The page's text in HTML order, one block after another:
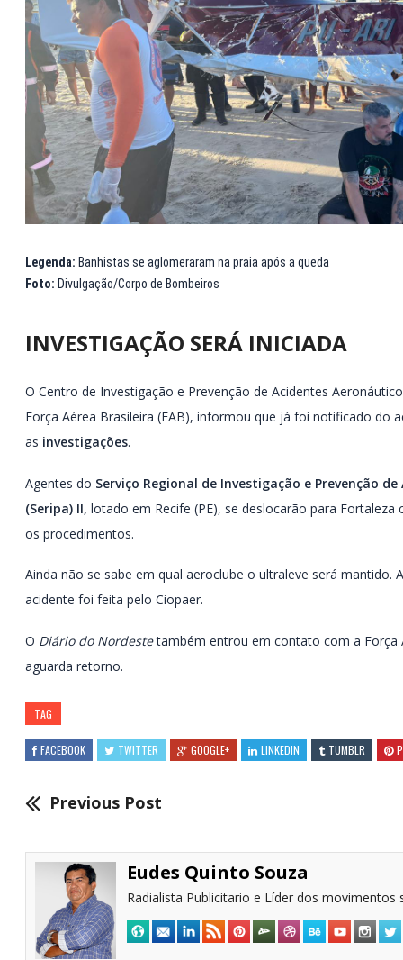
Legenda: Banhistas se aglomeraram na praia após a queda
Foto: Divulgação/Corpo de Bombeiros
INVESTIGAÇÃO SERÁ INICIADA
O Centro de Investigação e Prevenção de Acidentes
Força Aérea Brasileira (FAB), informou que já foi notificado do
as investigações.
Agentes do Serviço Regional de Investigação e Prevenção
(Seripa) II, lotado em Recife (PE), se deslocarão para
os procedimentos.
Ainda não se sabe em qual aeroclube o ultraleve será mantido.
acidente foi feita pelo Ciopaer.
O Diário do Nordestetambém entrou em contato com a Força
aguarda retorno.
TAG
FACEBOOK TWITTER GOOGLE+ LINKEDIN TUMBLR
Previous Post
Eudes Quinto Souza
Radialista Publicitario e Líder dos movimentos